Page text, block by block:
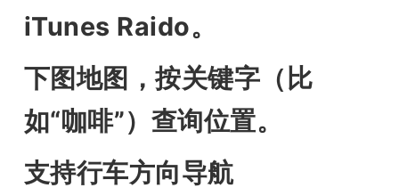
iTunes Raido。
下图地图，按关键字（比
如“咖啡”）查询位置。
支持行车方向导航